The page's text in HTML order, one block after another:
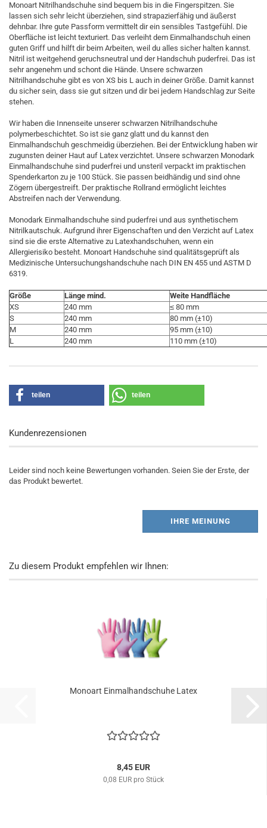
Monoart Nitrilhandschuhe sind bequem bis in die Fingerspitzen. Sie
lassen sich sehr leicht überziehen, sind strapazierfähig und äußerst
dehnbar. Ihre gute Passform vermittelt dir ein sensibles Tastgefühl. Die
Oberfläche ist leicht texturiert. Das verleiht dem Einmalhandschuh einen
guten Griff und hilft dir beim Arbeiten, weil du alles sicher halten kannst.
Nitril ist weitgehend geruchsneutral und der Handschuh puderfrei. Das ist
sehr angenehm und schont die Hände. Unsere schwarzen
Nitrilhandschuhe gibt es von XS bis L auch in deiner Größe. Damit kannst
du sicher sein, dass sie gut sitzen und dir bei jedem Handschlag zur Seite
stehen.
Wir haben die Innenseite unserer schwarzen Nitrilhandschuhe
polymerbeschichtet. So ist sie ganz glatt und du kannst den
Einmalhandschuh geschmeidig überziehen. Bei der Entwicklung haben wir
zugunsten deiner Haut auf Latex verzichtet. Unsere schwarzen Monodark
Einmalhandschuhe sind puderfrei und unsteril verpackt im praktischen
Spenderkarton zu je 100 Stück. Sie passen beidhändig und sind ohne
Zögern übergestreift. Der praktische Rollrand ermöglicht leichtes
Abstreifen nach der Verwendung.
Monodark Einmalhandschuhe sind puderfrei und aus synthetischem
Nitrilkautschuk. Aufgrund ihrer Eigenschaften und den Verzicht auf Latex
sind sie die erste Alternative zu Latexhandschuhen, wenn ein
Allergierisiko besteht. Monoart Handschuhe sind qualitätsgeprüft als
Medizinische Untersuchungshandschuhe nach DIN EN 455 und ASTM D
6319.
Größe Länge mind.
Weite Handfläche
XS
240 mm
≤ 80 mm
S
240 mm
80 mm (±10)
M
240 mm
95 mm (±10)
L
240 mm 110 mm (±10)
teilen teilen
Kundenrezensionen
Leider sind noch keine Bewertungen vorhanden. Seien Sie der Erste, der
das Produkt bewertet.
IHRE MEINUNG
Zu diesem Produkt empfehlen wir Ihnen:
Mo­no­art Ein­mal­hand­schu­he Latex
8,45 EUR
0,08 EUR pro Stück